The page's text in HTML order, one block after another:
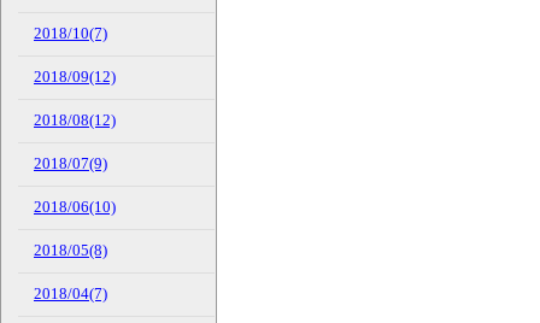
2018/10(7)
2018/09(12)
2018/08(12)
2018/07(9)
2018/06(10)
2018/05(8)
2018/04(7)